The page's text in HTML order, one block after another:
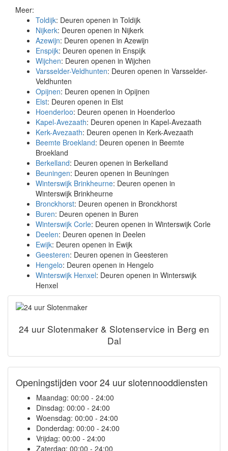
Meer:
Toldijk: Deuren openen in Toldijk
Nijkerk: Deuren openen in Nijkerk
Azewijn: Deuren openen in Azewijn
Enspijk: Deuren openen in Enspijk
Wijchen: Deuren openen in Wijchen
Varsselder-Veldhunten: Deuren openen in Varsselder-
Veldhunten
Opijnen: Deuren openen in Opijnen
Elst: Deuren openen in Elst
Hoenderloo: Deuren openen in Hoenderloo
Kapel-Avezaath: Deuren openen in Kapel-Avezaath
Kerk-Avezaath: Deuren openen in Kerk-Avezaath
Beemte Broekland: Deuren openen in Beemte
Broekland
Berkelland: Deuren openen in Berkelland
Beuningen: Deuren openen in Beuningen
Winterswijk Brinkheurne: Deuren openen in
Winterswijk Brinkheurne
Bronckhorst: Deuren openen in Bronckhorst
Buren: Deuren openen in Buren
Winterswijk Corle: Deuren openen in Winterswijk Corle
Deelen: Deuren openen in Deelen
Ewijk: Deuren openen in Ewijk
Geesteren: Deuren openen in Geesteren
Hengelo: Deuren openen in Hengelo
Winterswijk Henxel: Deuren openen in Winterswijk
Henxel
24 uur Slotenmaker & Slotenservice in Berg en
Dal
Openingstijden voor 24 uur slotennooddiensten
Maandag: 00:00 - 24:00
Dinsdag: 00:00 - 24:00
Woensdag: 00:00 - 24:00
Donderdag: 00:00 - 24:00
Vrijdag: 00:00 - 24:00
Zaterdag: 00:00 - 24:00